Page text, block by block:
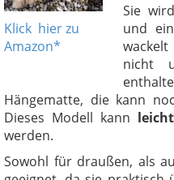
Klick hier zu
Amazon*
Sie
und
nicht
Hängematte, die kann
Dieses Modell kann
werden.
Sowohl für draußen, als